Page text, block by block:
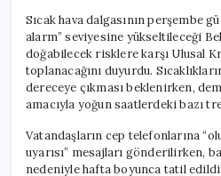
Sıcak hava dalgasının perşembe
alarm” seviyesine yükseltileceği
doğabilecek risklere karşı Ulusal
toplanacağını duyurdu.
dereceye çıkması beklenirken,
amacıyla yoğun saatlerdeki bazı
Vatandaşların cep telefonlarına
uyarısı” mesajları gönderilirken,
nedeniyle hafta boyunca tatil